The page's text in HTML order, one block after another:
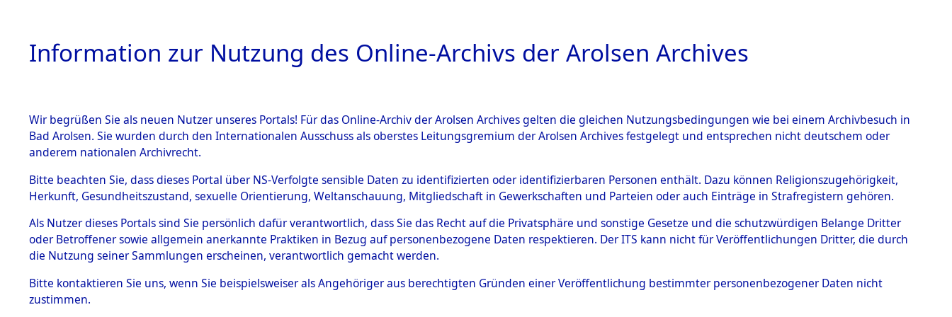
HOME BESTANDSBESCHREIBUNG ARCHIVALE ÜBERSICHT BILD
BESTÄNDE
Inhaftierungsdoku
mente
5. Verschiedenes
Todesmärsche
5.3.1 Alliierte
Ermittlungen zu den Orten Wallersdorf – Linz an der Donau.→
0001 (84606251)→0058 (84606310)
0058 (84606310)
Information zur Nutzung des Online-Archivs der Arolsen Archives
Wir begrüßen Sie als neuen Nutzer unseres Portals! Für das Online-Archiv der Arolsen Archives gelten die gleichen Nutzungsbedingungen wie bei einem Archivbesuch in
Bad Arolsen. Sie wurden durch den Internationalen Ausschuss als oberstes Leitungsgremium der Arolsen Archives festgelegt und entsprechen nicht deutschem oder
anderem nationalen Archivrecht.
Bitte beachten Sie, dass dieses Portal über NS-Verfolgte sensible Daten zu identifizierten oder identifizierbaren Personen enthält. Dazu können Religionszugehörigkeit,
Herkunft, Gesundheitszustand, sexuelle Orientierung, Weltanschauung, Mitgliedschaft in Gewerkschaften und Parteien oder auch Einträge in Strafregistern gehören.
Als Nutzer dieses Portals sind Sie persönlich dafür verantwortlich, dass Sie das Recht auf die Privatsphäre und sonstige Gesetze und die schutzwürdigen Belange Dritter
oder Betroffener sowie allgemein anerkannte Praktiken in Bezug auf personenbezogene Daten respektieren. Der ITS kann nicht für Veröffentlichungen Dritter, die durch
die Nutzung seiner Sammlungen erscheinen, verantwortlich gemacht werden.
Bitte kontaktieren Sie uns, wenn Sie beispielsweiser als Angehöriger aus berechtigten Gründen einer Veröffentlichung bestimmter personenbezogener Daten nicht
zustimmen.